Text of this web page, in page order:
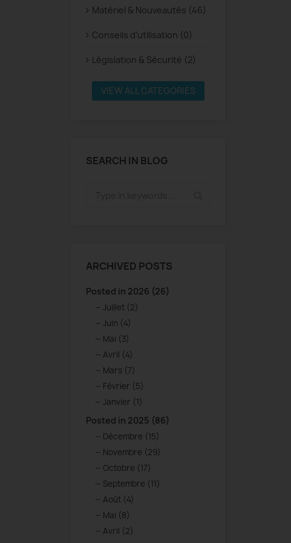
Matériel & Nouveautés (46)
Conseils d’utilisation (0)
Législation & Sécurité (2)
VIEW ALL CATEGORIES
SEARCH IN BLOG
ARCHIVED POSTS
Posted in 2026 (26)
Juillet (2)
Juin (4)
Mai (3)
Avril (4)
Mars (7)
Février (5)
Janvier (1)
Posted in 2025 (86)
Décembre (15)
Novembre (29)
Octobre (17)
Septembre (11)
Août (4)
Mai (8)
Avril (2)